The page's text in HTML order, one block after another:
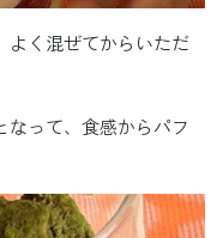
よく混ぜてからいただ
なって、食感からパフ